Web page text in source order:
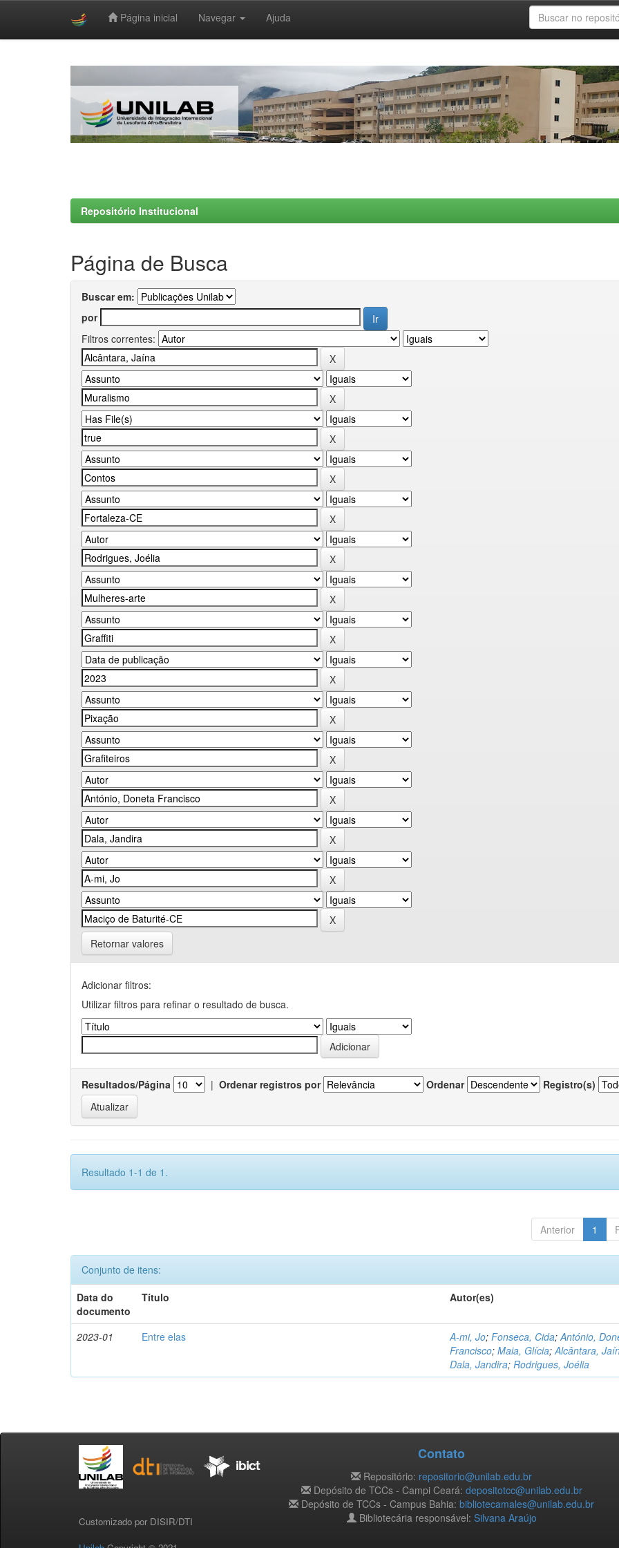
Página inicial Navegar Ajuda
Repositório Institucional
Página de Busca
Buscar em:
por
Filtros correntes:
Retornar valores
Adicionar filtros:
Utilizar filtros para refinar o resultado de busca.
Resultados/Página | Ordenar registros por Ordenar Registro(s)
Resultado 1-1 de 1.
Anterior 1
Conjunto de itens:
Data do
documento
Título Autor(es)
2023-01 Entre elas A-mi, Jo;Fonseca, Cida;António,
Francisco;Maia, Glícia;Alcântara,
Dala, Jandira;Rodrigues, Joélia
Customizado por DISIR/DTI
Contato
Repositório: repositorio@unilab.edu.br
Depósito de TCCs - Campi Ceará: depositotcc@unilab.edu.br
Depósito de TCCs - Campus Bahia: bibliotecamales@unilab.edu.br
Bibliotecária responsável: Silvana Araújo